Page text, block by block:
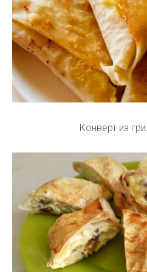
Конверт из